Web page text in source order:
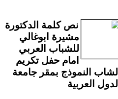
نص كلمة الدكتورة
مشيرة ابوغالي
للشباب العربي
امام حفل تكريم
الشاب النموذج بمقر جامعة
الدول العربية